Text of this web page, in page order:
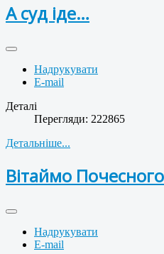
А суд іде…
Надрукувати
E-mail
Деталі
Перегляди: 222865
Детальніше...
Вітаймо
Надрукувати
E-mail